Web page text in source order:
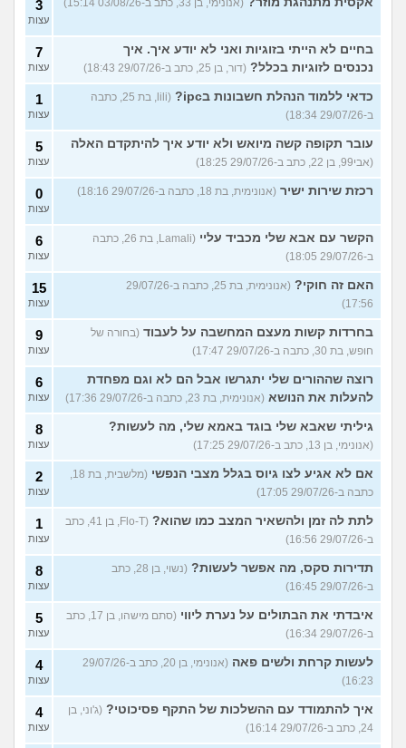
(אנונימי, בן 33, כתב ב-03/08/26 15:14) 3
עצות
בחיים לא הייתי בזוגיות ואני לא יודע איך. איך
נכנסים לזוגיות בכלל? (דור, בן 25, כתב ב-29/07/26 18:43)
7
עצות
כדאי ללמוד הנהלת חשבונות בipc?
(lili, בת 25, כתבה
ב-29/07/26 18:34)
1
עצות
עובר תקופה קשה מיואש ולא יודע איך להיתקדם האלה
(אבי99, בן 22, כתב ב-29/07/26 18:25)
5
עצות
רכזת שירות ישיר (אנונימית, בת 18, כתבה ב-29/07/26 18:16) 0
עצות
הקשר עם אבא שלי מכביד עליי
(Lamali, בת 26, כתבה
ב-29/07/26 18:05)
6
עצות
האם זה חוקי?
(אנונימית, בת 25, כתבה ב-29/07/26
17:56)
15
עצות
בחרדות קשות מעצם המחשבה על לעבוד (בחורה של
חופש, בת 30, כתבה ב-29/07/26 17:47)
9
עצות
רוצה שההורים שלי יתגרשו אבל הם לא וגם מפחדת
להעלות את הנושא (אנונימית, בת 23, כתבה ב-29/07/26 17:36)
6
עצות
גיליתי שאבא שלי בוגד באמא שלי, מה לעשות?
(אנונימי, בן 13, כתב ב-29/07/26 17:25)
8
עצות
אם לא אגיע לצו גיוס בגלל מצבי הנפשי
(מלשבית, בת 18,
כתבה ב-29/07/26 17:05)
2
עצות
לתת לה זמן ולהשאיר המצב כמו שהוא?
(Flo-T, בן 41, כתב
ב-29/07/26 16:56)
1
עצות
תדירות סקס, מה אפשר לעשות?
(נשוי, בן 28, כתב
ב-29/07/26 16:45)
8
עצות
איבדתי את הבתולים על נערת ליווי
(סתם מישהו, בן 17, כתב
ב-29/07/26 16:34)
5
עצות
לעשות קרחת ולשים פאה
(אנונימי, בן 20, כתב ב-29/07/26
16:23)
4
עצות
איך להתמודד עם ההשלכות של התקף פסיכוטי? (ג'וני, בן
24, כתב ב-29/07/26 16:14)
4
עצות